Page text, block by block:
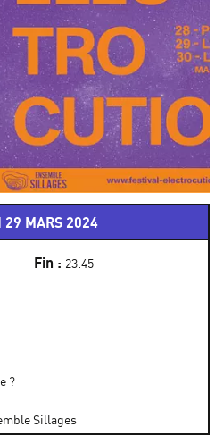
29 MARS 2024
Fin : 23:45
?
Sillages